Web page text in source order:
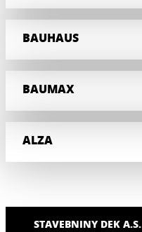
BAUHAUS
BAUMAX
ALZA
STAVEBNINY DEK A.S.